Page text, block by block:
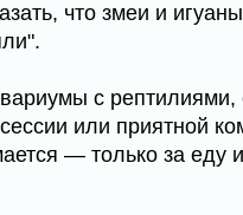
что змеи и
с рептилиями,
или приятной
— только за еду